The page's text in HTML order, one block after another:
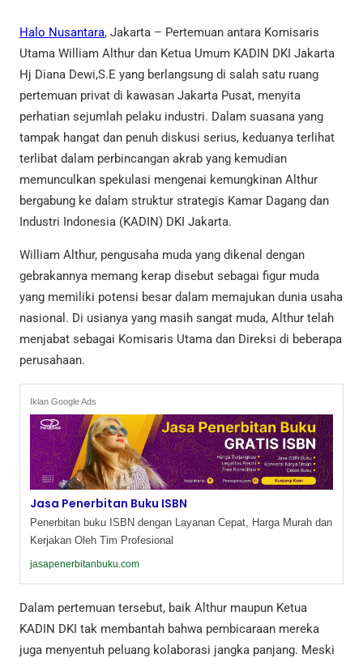
Halo Nusantara, Jakarta – Pertemuan antara Komisaris
Utama William Althur dan Ketua Umum KADIN DKI Jakarta
Hj Diana Dewi,S.E yang berlangsung di salah satu ruang
pertemuan privat di kawasan Jakarta Pusat, menyita
perhatian sejumlah pelaku industri. Dalam suasana yang
tampak hangat dan penuh diskusi serius, keduanya terlihat
terlibat dalam perbincangan akrab yang kemudian
memunculkan spekulasi mengenai kemungkinan Althur
bergabung ke dalam struktur strategis Kamar Dagang dan
Industri Indonesia (KADIN) DKI Jakarta.
William Althur, pengusaha muda yang dikenal dengan
gebrakannya memang kerap disebut sebagai figur muda
yang memiliki potensi besar dalam memajukan dunia usaha
nasional. Di usianya yang masih sangat muda, Althur telah
menjabat sebagai Komisaris Utama dan Direksi di beberapa
perusahaan.
Iklan Google Ads
Jasa Penerbitan Buku ISBN
Penerbitan buku ISBN dengan Layanan Cepat, Harga Murah dan
Kerjakan Oleh Tim Profesional
jasapenerbitanbuku.com
Dalam pertemuan tersebut, baik Althur maupun Ketua
KADIN DKI tak membantah bahwa pembicaraan mereka
juga menyentuh peluang kolaborasi jangka panjang. Meski